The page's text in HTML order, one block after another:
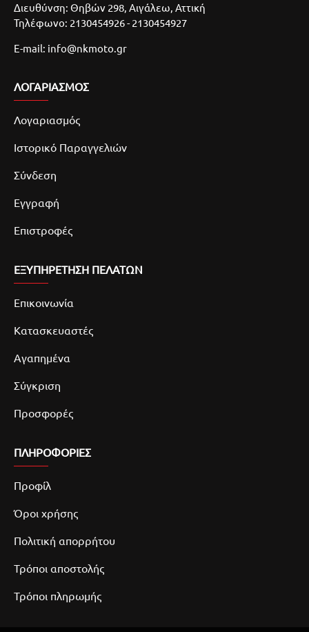
Διευθύνση: Θηβών 298, Αιγάλεω, Αττική
Τηλέφωνο: 2130454926 - 2130454927
E-mail: info@nkmoto.gr
ΛΟΓΑΡΙΑΣΜΌΣ
Λογαριασμός
Ιστορικό Παραγγελιών
Σύνδεση
Εγγραφή
Επιστροφές
ΕΞΥΠΗΡΕΤΗΣΗ ΠΕΛΑΤΩΝ
Επικοινωνία
Κατασκευαστές
Αγαπημένα
Σύγκριση
Προσφορές
ΠΛΗΡΟΦΟΡΙΕΣ
Προφίλ
Όροι χρήσης
Πολιτική απορρήτου
Τρόποι αποστολής
Τρόποι πληρωμής